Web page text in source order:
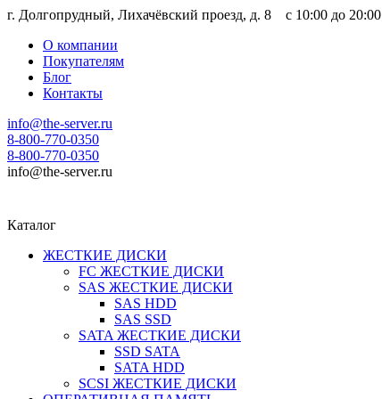
г. Долгопрудный, Лихачёвский проезд, д. 8 c 10:00 до 20:00
О компании
Покупателям
Блог
Контакты
info@the-server.ru
8-800-770-0350
8-800-770-0350
info@the-server.ru
Каталог
ЖЕСТКИЕ ДИСКИ
FC ЖЕСТКИЕ ДИСКИ
SAS ЖЕСТКИЕ ДИСКИ
SAS HDD
SAS SSD
SATA ЖЕСТКИЕ ДИСКИ
SSD SATA
SATA HDD
SCSI ЖЕСТКИЕ ДИСКИ